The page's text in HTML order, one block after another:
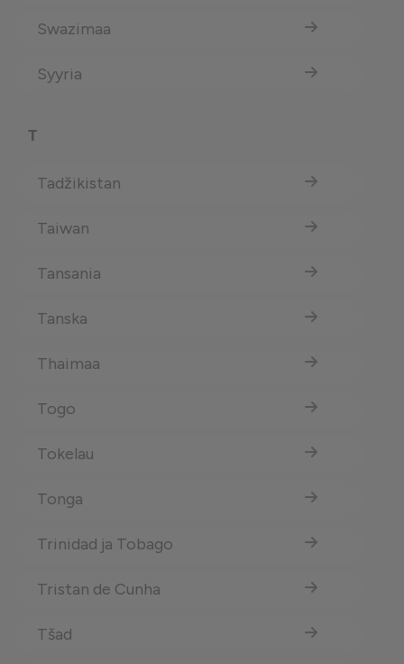
Swazimaa
Syyria
T
Tadžikistan
Taiwan
Tansania
Tanska
Thaimaa
Togo
Tokelau
Tonga
Trinidad ja Tobago
Tristan de Cunha
Tšad